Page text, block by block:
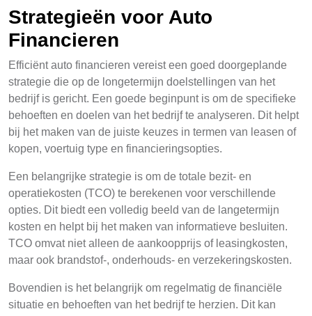
Strategieën voor Auto
Financieren
Efficiënt auto financieren vereist een goed doorgeplande
strategie die op de longetermijn doelstellingen van het
bedrijf is gericht. Een goede beginpunt is om de specifieke
behoeften en doelen van het bedrijf te analyseren. Dit helpt
bij het maken van de juiste keuzes in termen van leasen of
kopen, voertuig type en financieringsopties.
Een belangrijke strategie is om de totale bezit- en
operatiekosten (TCO) te berekenen voor verschillende
opties. Dit biedt een volledig beeld van de langetermijn
kosten en helpt bij het maken van informatieve besluiten.
TCO omvat niet alleen de aankoopprijs of leasingkosten,
maar ook brandstof-, onderhouds- en verzekeringskosten.
Bovendien is het belangrijk om regelmatig de financiële
situatie en behoeften van het bedrijf te herzien. Dit kan